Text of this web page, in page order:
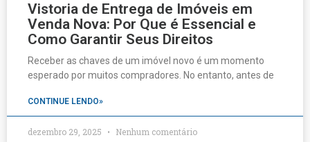
Vistoria de Entrega de Imóveis em
Venda Nova: Por Que é Essencial e
Como Garantir Seus Direitos
Receber as chaves de um imóvel novo é um momento
esperado por muitos compradores. No entanto, antes de
CONTINUE LENDO»
dezembro 29, 2025 Nenhum comentário